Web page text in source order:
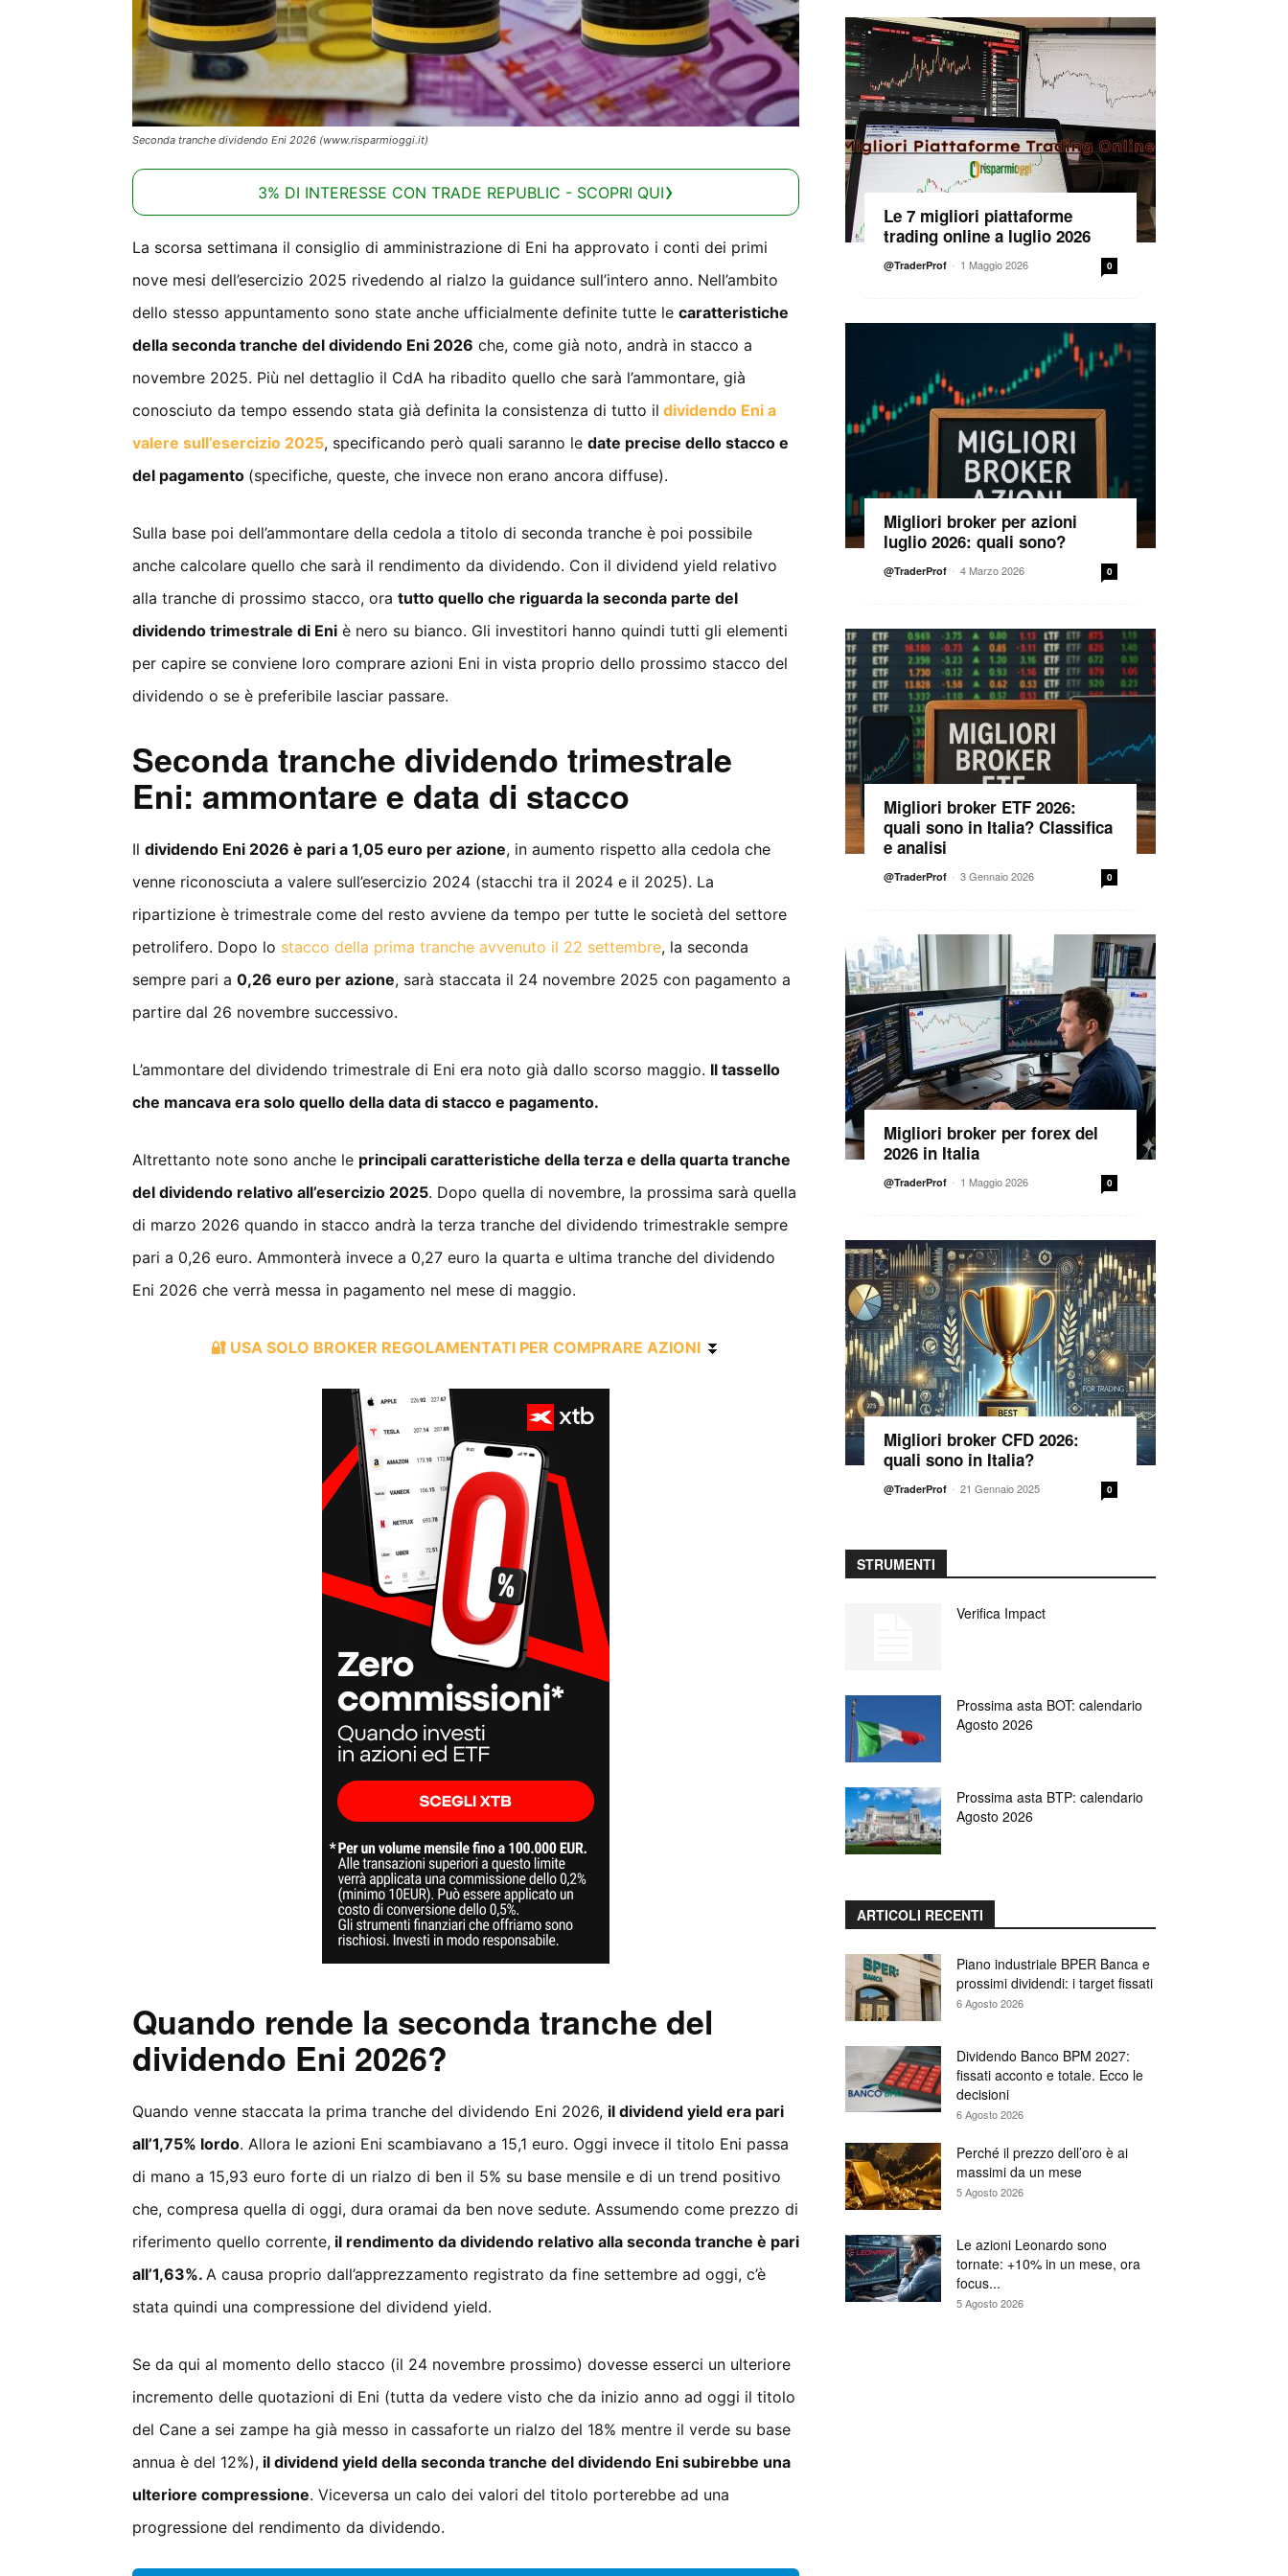
Seconda tranche dividendo Eni 2026 (www.risparmioggi.it)
3% DI INTERESSE CON TRADE REPUBLIC - SCOPRI QUI
La scorsa settimana il consiglio di amministrazione di Eni ha approvato i conti dei primi
nove mesi dell’esercizio 2025 rivedendo al rialzo la guidance sull’intero anno. Nell’ambito
dello stesso appuntamento sono state anche ufficialmente definite tutte le caratteristiche
della seconda tranche del dividendo Eni 2026 che, come già noto, andrà in stacco a
novembre 2025. Più nel dettaglio il CdA ha ribadito quello che sarà l’ammontare, già
conosciuto da tempo essendo stata già definita la consistenza di tutto il dividendo Eni a
valere sull’esercizio 2025, specificando però quali saranno le date precise dello stacco e
del pagamento (specifiche, queste, che invece non erano ancora diffuse).
Sulla base poi dell’ammontare della cedola a titolo di seconda tranche è poi possibile
anche calcolare quello che sarà il rendimento da dividendo. Con il dividend yield relativo
alla tranche di prossimo stacco, ora tutto quello che riguarda la seconda parte del
dividendo trimestrale di Eni è nero su bianco. Gli investitori hanno quindi tutti gli elementi
per capire se conviene loro comprare azioni Eni in vista proprio dello prossimo stacco del
dividendo o se è preferibile lasciar passare.
Seconda tranche dividendo trimestrale
Eni: ammontare e data di stacco
Il dividendo Eni 2026 è pari a 1,05 euro per azione, in aumento rispetto alla cedola che
venne riconosciuta a valere sull’esercizio 2024 (stacchi tra il 2024 e il 2025). La
ripartizione è trimestrale come del resto avviene da tempo per tutte le società del settore
petrolifero. Dopo lo stacco della prima tranche avvenuto il 22 settembre, la seconda
sempre pari a 0,26 euro per azione, sarà staccata il 24 novembre 2025 con pagamento a
partire dal 26 novembre successivo.
L’ammontare del dividendo trimestrale di Eni era noto già dallo scorso maggio. Il tassello
che mancava era solo quello della data di stacco e pagamento.
Altrettanto note sono anche le principali caratteristiche della terza e della quarta tranche
del dividendo relativo all’esercizio 2025. Dopo quella di novembre, la prossima sarà quella
di marzo 2026 quando in stacco andrà la terza tranche del dividendo trimestrakle sempre
pari a 0,26 euro. Ammonterà invece a 0,27 euro la quarta e ultima tranche del dividendo
Eni 2026 che verrà messa in pagamento nel mese di maggio.
🔐 USA SOLO BROKER REGOLAMENTATI PER COMPRARE AZIONI ⏬
Quando rende la seconda tranche del
dividendo Eni 2026?
Quando venne staccata la prima tranche del dividendo Eni 2026, il dividend yield era pari
all’1,75% lordo. Allora le azioni Eni scambiavano a 15,1 euro. Oggi invece il titolo Eni passa
di mano a 15,93 euro forte di un rialzo di ben il 5% su base mensile e di un trend positivo
che, compresa quella di oggi, dura oramai da ben nove sedute. Assumendo come prezzo di
riferimento quello corrente, il rendimento da dividendo relativo alla seconda tranche è pari
all’1,63%. A causa proprio dall’apprezzamento registrato da fine settembre ad oggi, c’è
stata quindi una compressione del dividend yield.
Se da qui al momento dello stacco (il 24 novembre prossimo) dovesse esserci un ulteriore
incremento delle quotazioni di Eni (tutta da vedere visto che da inizio anno ad oggi il titolo
del Cane a sei zampe ha già messo in cassaforte un rialzo del 18% mentre il verde su base
annua è del 12%), il dividend yield della seconda tranche del dividendo Eni subirebbe una
ulteriore compressione. Viceversa un calo dei valori del titolo porterebbe ad una
progressione del rendimento da dividendo.
Le 7 migliori piattaforme
trading online a luglio 2026
@TraderProf - 1 Maggio 2026 0
Migliori broker per azioni
luglio 2026: quali sono?
@TraderProf - 4 Marzo 2026 0
Migliori broker ETF 2026:
quali sono in Italia? Classifica
e analisi
@TraderProf - 3 Gennaio 2026 0
Migliori broker per forex del
2026 in Italia
@TraderProf - 1 Maggio 2026 0
Migliori broker CFD 2026:
quali sono in Italia?
@TraderProf - 21 Gennaio 2025 0
STRUMENTI
Verifica Impact
Prossima asta BOT: calendario
Agosto 2026
Prossima asta BTP: calendario
Agosto 2026
ARTICOLI RECENTI
Piano industriale BPER Banca e
prossimi dividendi: i target fissati
6 Agosto 2026
Dividendo Banco BPM 2027:
fissati acconto e totale. Ecco le
decisioni
6 Agosto 2026
Perché il prezzo dell’oro è ai
massimi da un mese
5 Agosto 2026
Le azioni Leonardo sono
tornate: +10% in un mese, ora
focus...
5 Agosto 2026